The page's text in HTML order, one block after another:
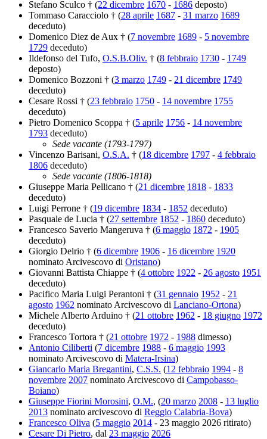
Stefano Sculco † (22 dicembre 1670 - 1686 deposto)
Tommaso Caracciolo † (28 aprile 1687 - 31 marzo 1689
deceduto)
Domenico Diez de Aux † (7 novembre 1689 - 5 novembre
1729 deceduto)
Ildefonso del Tufo, O.S.B.Oliv. † (8 febbraio 1730 - 1749
deposto)
Domenico Bozzoni † (3 marzo 1749 - 21 dicembre 1749
deceduto)
Cesare Rossi † (23 febbraio 1750 - 14 novembre 1755
deceduto)
Pietro Domenico Scoppa † (5 aprile 1756 - 14 novembre
1793 deceduto)
Sede vacante (1793-1797)
Vincenzo Barisani, O.S.A. † (18 dicembre 1797 - 4 febbraio
1806 deceduto)
Sede vacante (1806-1818)
Giuseppe Maria Pellicano † (21 dicembre 1818 - 1833
deceduto)
Luigi Perrone † (19 dicembre 1834 - 1852 deceduto)
Pasquale de Lucia † (27 settembre 1852 - 1860 deceduto)
Francesco Saverio Mangeruva † (6 maggio 1872 - 1905
deceduto)
Giorgio Delrio † (6 dicembre 1906 - 16 dicembre 1920
nominato Arcivescovo di Oristano)
Giovanni Battista Chiappe † (4 ottobre 1922 - 26 agosto 1951
deceduto)
Pacifico Maria Luigi Perantoni † (31 gennaio 1952 - 21
agosto 1962 nominato Arcivescovo di Lanciano-Ortona)
Michele Alberto Arduino † (21 ottobre 1962 - 18 giugno 1972
deceduto)
Francesco Tortora † (21 ottobre 1972 - 1988 dimesso)
Antonio Ciliberti (7 dicembre 1988 - 6 maggio 1993
nominato Arcivescovo di Matera-Irsina)
Giancarlo Maria Bregantini, C.S.S. (12 febbraio 1994 - 8
novembre 2007 nominato Arcivescovo di Campobasso-
Boiano)
Giuseppe Fiorini Morosini, O.M., (20 marzo 2008 - 13 luglio
2013 nominato arcivescovo di Reggio Calabria-Bova)
Francesco Oliva (5 maggio 2014 - 23 maggio 2026 ritirato)
Cesare Di Pietro, dal 23 maggio 2026